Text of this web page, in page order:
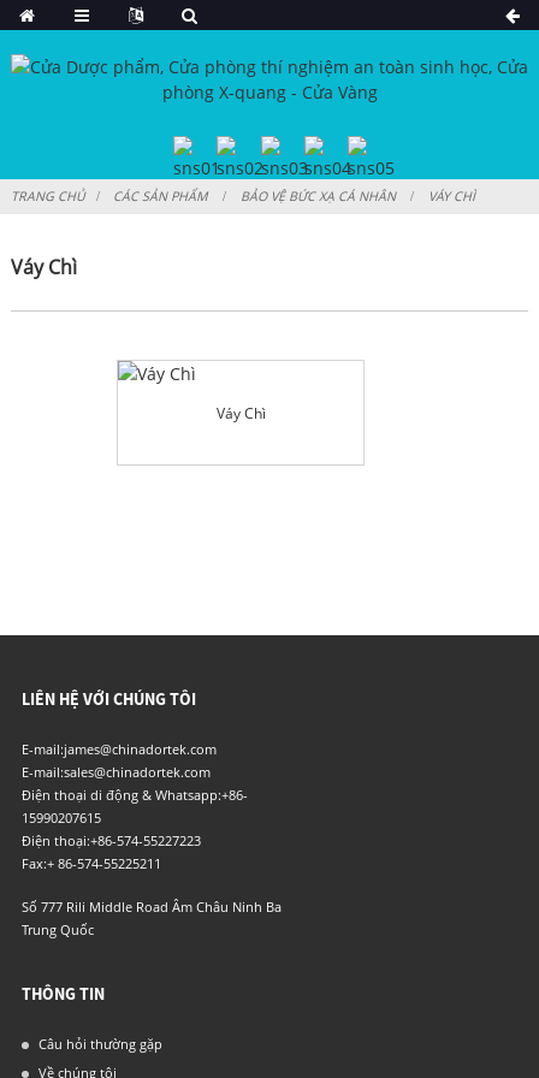
TRANG CHỦ CÁC SẢN PHẨM BẢO VỆ BỨC XẠ CÁ NHÂN VÁY CHÌ
Váy Chì
Váy Chì
LIÊN HỆ VỚI CHÚNG TÔI
E-mail:james@chinadortek.com
E-mail:sales@chinadortek.com
Điện thoại di động & Whatsapp:+86-
15990207615
Điện thoại:+86-574-55227223
Fax:+ 86-574-55225211
Số 777 Rili Middle Road Âm Châu Ninh Ba
Trung Quốc
THÔNG TIN
Câu hỏi thường gặp
Về chúng tôi